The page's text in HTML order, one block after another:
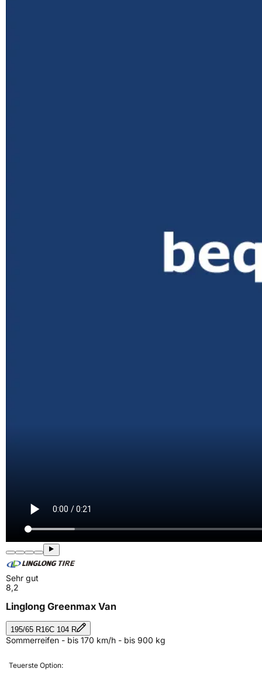
Sehr gut
8,2
Linglong Greenmax Van
195/65 R16C 104 R
Sommerreifen - bis 170 km/h - bis 900 kg
Teuerste Option: